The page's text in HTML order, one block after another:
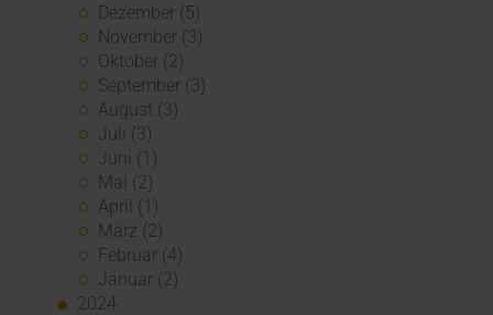
Dezember (5)
November (3)
Oktober (2)
September (3)
August (3)
Juli (3)
Juni (1)
Mai (2)
April (1)
März (2)
Februar (4)
Januar (2)
2024